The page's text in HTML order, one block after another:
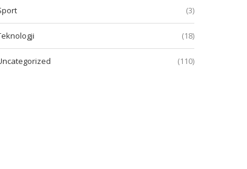
(3)
(18)
(110)